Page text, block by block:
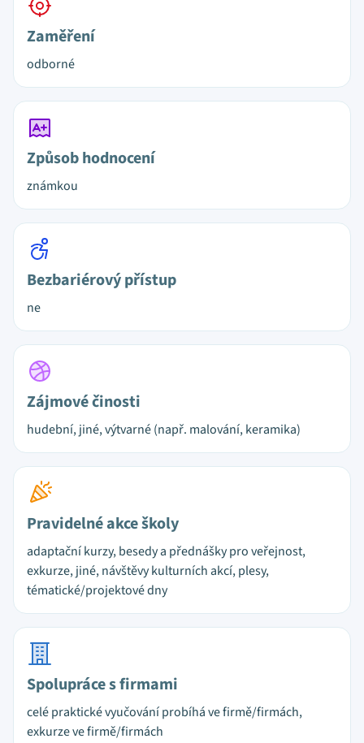
Zaměření
odborné
Způsob hodnocení
známkou
Bezbariérový přístup
ne
Zájmové činosti
hudební, jiné, výtvarné (např. malování, keramika)
Pravidelné akce školy
adaptační kurzy, besedy a přednášky pro veřejnost,
exkurze, jiné, návštěvy kulturních akcí, plesy,
tématické/projektové dny
Spolupráce s firmami
celé praktické vyučování probíhá ve firmě/firmách,
exkurze ve firmě/firmách